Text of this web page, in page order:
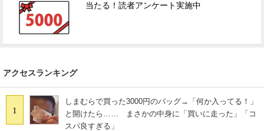
当たる！読者アンケート実施中
アクセスランキング
1
しまむらで買った3000円のバッグ→「何か入ってる！」
と開けたら…… まさかの中身に「買いに走った」「コ
スパ良すぎる」